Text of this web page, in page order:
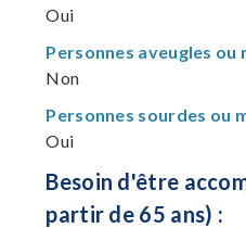
Oui
Personnes aveugles ou
Non
Personnes sourdes ou
Oui
Besoin d'être
partir de 65 ans) :